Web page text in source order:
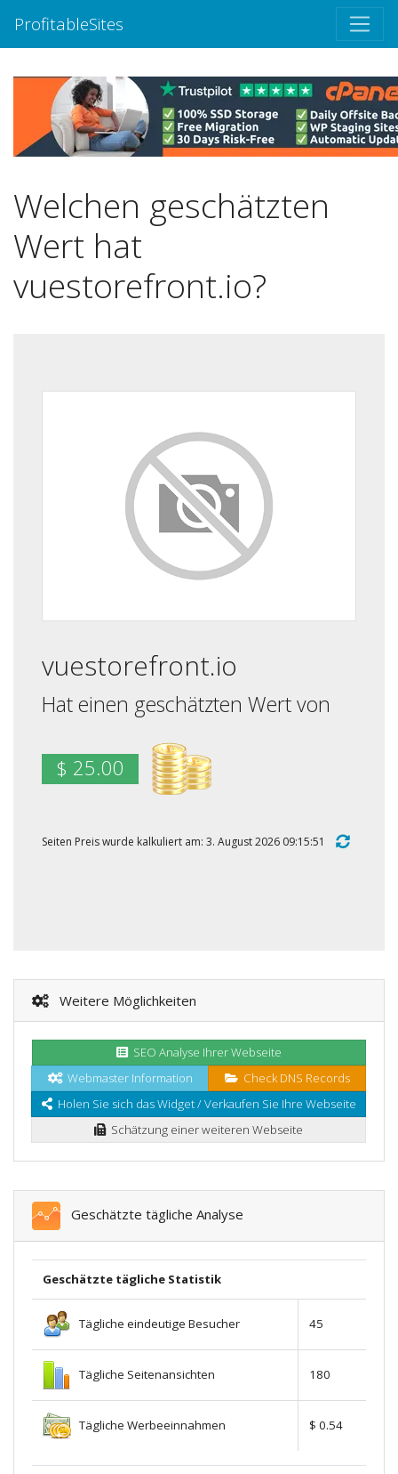
ProfitableSites
Welchen geschätzten
Wert hat
vuestorefront.io?
vuestorefront.io
Hat einen geschätzten Wert von
$ 25.00
Seiten Preis wurde kalkuliert am: 3. August 2026 09:15:51
Weitere Möglichkeiten
SEO Analyse Ihrer Webseite
Webmaster Information
Check DNS Records
Holen Sie sich das Widget / Verkaufen Sie Ihre Webseite
Schätzung einer weiteren Webseite
Geschätzte tägliche Analyse
Geschätzte tägliche Statistik
Tägliche eindeutige Besucher 45
Tägliche Seitenansichten 180
Tägliche Werbeeinnahmen $ 0.54